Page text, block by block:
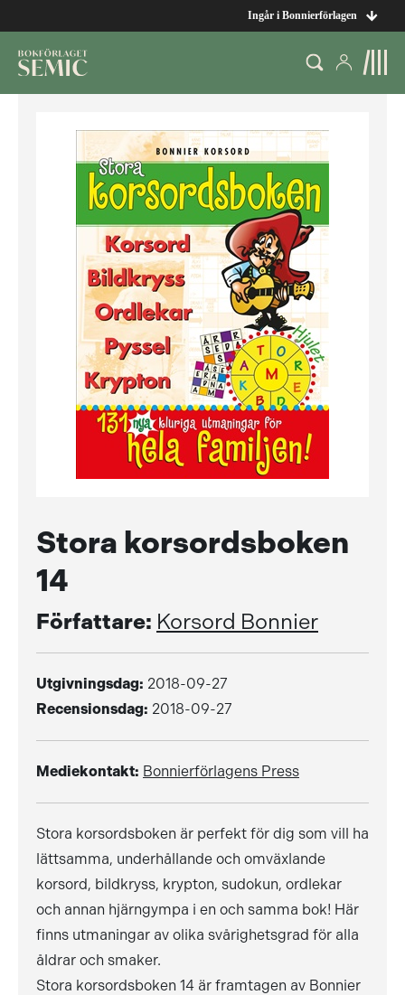
Ingår i Bonnierförlagen
Stora korsordsboken
14
Författare: Korsord Bonnier
Utgivningsdag: 2018-09-27
Recensionsdag: 2018-09-27
Mediekontakt: Bonnierförlagens Press
Stora korsordsboken är perfekt för dig som vill ha
lättsamma, underhållande och omväxlande
korsord, bildkryss, krypton, sudokun, ordlekar
och annan hjärngympa i en och samma bok! Här
finns utmaningar av olika svårighetsgrad för alla
åldrar och smaker.
Stora korsordsboken 14 är framtagen av Bonnier